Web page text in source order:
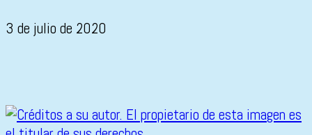
3 de julio de 2020